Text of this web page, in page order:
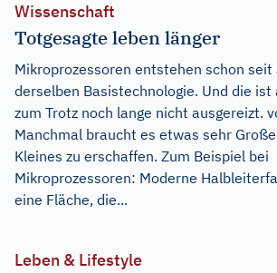
Wissenschaft
Totgesagte leben länger
Mikroprozessoren entstehen schon
derselben Basistechnologie. Und die ist
zum Trotz noch lange nicht ausgereizt.
Manchmal braucht es etwas sehr
Kleines zu erschaffen. Zum Beispiel bei
Mikroprozessoren: Moderne
eine Fläche, die...
Leben & Lifestyle